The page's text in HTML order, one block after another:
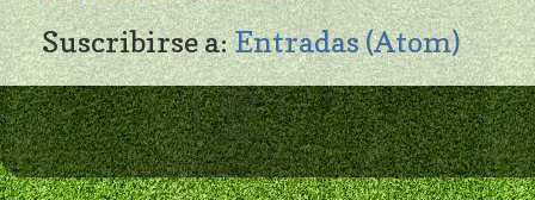
Suscribirse a:Entradas (Atom)